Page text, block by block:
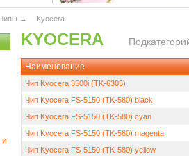
Чипы → Kyocera
и
KYOCERA
Наименование
Чип Kyocera 3500i (TK-6305)
Чип Kyocera FS-5150 (TK-580) black
Чип Kyocera FS-5150 (TK-580) cyan
Чип Kyocera FS-5150 (TK-580) magenta
Чип Kyocera FS-5150 (TK-580) yellow